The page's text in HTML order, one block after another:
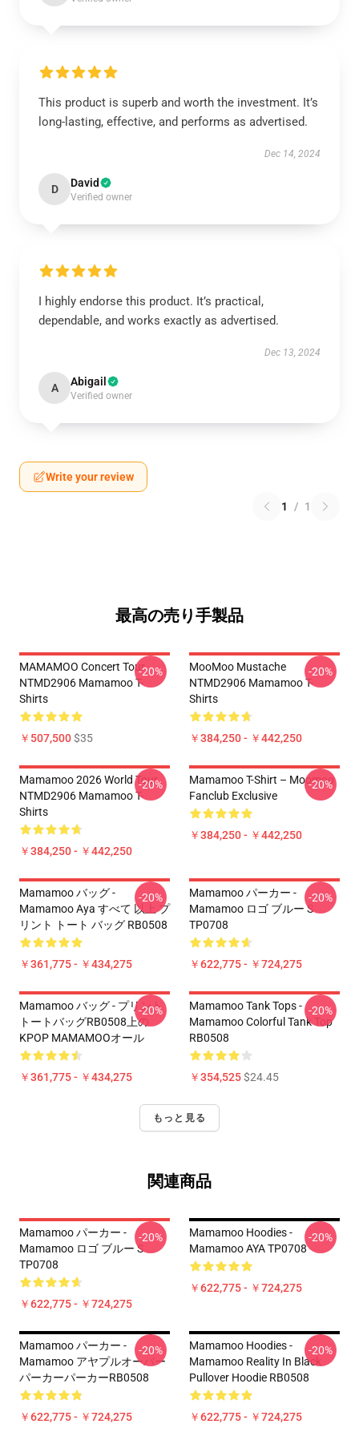
This product is superb and worth the investment. It’s
long-lasting, effective, and performs as advertised.
Dec 14, 2024
D David
Verified owner
I highly endorse this product. It’s practical,
dependable, and works exactly as advertised.
Dec 13, 2024
A Abigail
Verified owner
Write your review
1 / 1
最高の売り手製品
MAMAMOO Concert Tour
NTMD2906 Mamamoo T-
Shirts
￥507,500$35
-20%
MooMoo Mustache
NTMD2906 Mamamoo T-
Shirts
￥384,250 - ￥442,250
-20%
Mamamoo 2026 World Tour
NTMD2906 Mamamoo T-
Shirts
￥384,250 - ￥442,250
-20%
Mamamoo T-Shirt – Moomoo
Fanclub Exclusive
￥384,250 - ￥442,250
-20%
Mamamoo バッグ -
Mamamoo Aya すべて 以上 プ
リント トート バッグ RB0508
￥361,775 - ￥434,275
-20%
Mamamoo パーカー -
Mamamoo ロゴ ブルー S
TP0708
￥622,775 - ￥724,275
-20%
Mamamoo バッグ - プリント
トートバッグRB0508上の
KPOP MAMAMOOオール
￥361,775 - ￥434,275
-20%
Mamamoo Tank Tops -
Mamamoo Colorful Tank Top
RB0508
￥354,525$24.45
-20%
もっと見る
関連商品
Mamamoo パーカー -
Mamamoo ロゴ ブルー S
TP0708
￥622,775 - ￥724,275
-20%
Mamamoo Hoodies -
Mamamoo AYA TP0708
￥622,775 - ￥724,275
-20%
Mamamoo パーカー -
Mamamoo アヤプルオーバー
パーカーパーカーRB0508
￥622,775 - ￥724,275
-20%
Mamamoo Hoodies -
Mamamoo Reality In Black
Pullover Hoodie RB0508
￥622,775 - ￥724,275
-20%